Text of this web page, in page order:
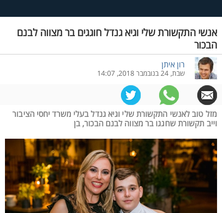
אנשי התקשורת שלי וגיא גנדל חוגגים בר מצווה לבנם
הבכור
רון איתן
שבת, 24 בנובמבר 2018, 14:07
מזל טוב לאנשי התקשורת שלי וגיא גנדל בעלי משרד יחסי הציבור
וייב תקשורת שחגגו בר מצווה לבנם הבכור, בן